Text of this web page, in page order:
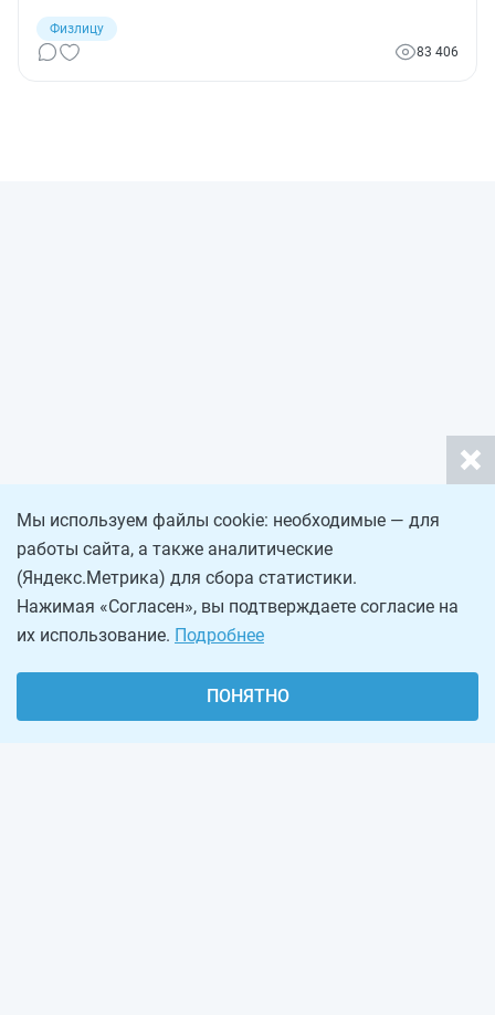
Физлицу
83 406
Мы используем файлы cookie: необходимые — для
работы сайта, а также аналитические
(Яндекс.Метрика) для сбора статистики.
Нажимая «Согласен», вы подтверждаете согласие на
их использование. Подробнее
ПОНЯТНО